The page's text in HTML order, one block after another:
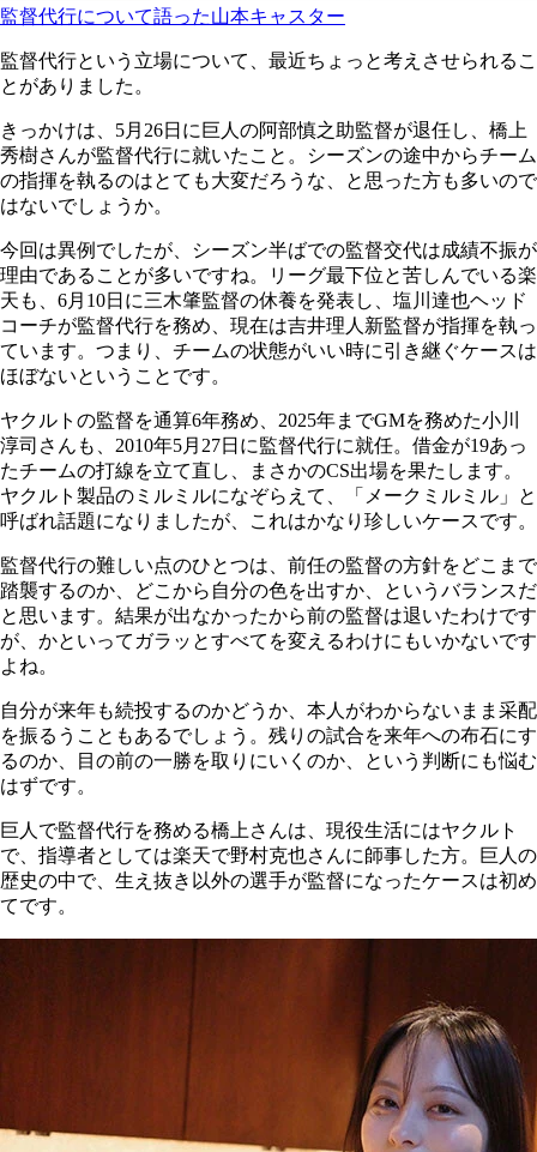
監督代行について語った山本キャスター
監督代行という立場について、最近ちょっと考えさせられるこ
とがありました。
きっかけは、5月26日に巨人の阿部慎之助監督が退任し、橋上
秀樹さんが監督代行に就いたこと。シーズンの途中からチーム
の指揮を執るのはとても大変だろうな、と思った方も多いので
はないでしょうか。
今回は異例でしたが、シーズン半ばでの監督交代は成績不振が
理由であることが多いですね。リーグ最下位と苦しんでいる楽
天も、6月10日に三木肇監督の休養を発表し、塩川達也ヘッド
コーチが監督代行を務め、現在は吉井理人新監督が指揮を執っ
ています。つまり、チームの状態がいい時に引き継ぐケースは
ほぼないということです。
ヤクルトの監督を通算6年務め、2025年までGMを務めた小川
淳司さんも、2010年5月27日に監督代行に就任。借金が19あっ
たチームの打線を立て直し、まさかのCS出場を果たします。
ヤクルト製品のミルミルになぞらえて、「メークミルミル」と
呼ばれ話題になりましたが、これはかなり珍しいケースです。
監督代行の難しい点のひとつは、前任の監督の方針をどこまで
踏襲するのか、どこから自分の色を出すか、というバランスだ
と思います。結果が出なかったから前の監督は退いたわけです
が、かといってガラッとすべてを変えるわけにもいかないです
よね。
自分が来年も続投するのかどうか、本人がわからないまま采配
を振るうこともあるでしょう。残りの試合を来年への布石にす
るのか、目の前の一勝を取りにいくのか、という判断にも悩む
はずです。
巨人で監督代行を務める橋上さんは、現役生活にはヤクルト
で、指導者としては楽天で野村克也さんに師事した方。巨人の
歴史の中で、生え抜き以外の選手が監督になったケースは初め
てです。